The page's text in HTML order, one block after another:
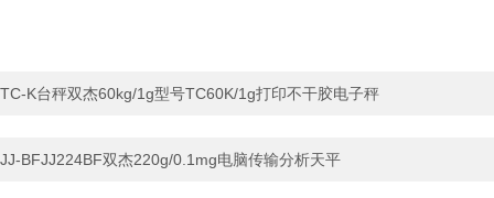
TC-K台秤双杰60kg/1g型号TC60K/1g打印不干胶电子秤
JJ-BFJJ224BF双杰220g/0.1mg电脑传输分析天平